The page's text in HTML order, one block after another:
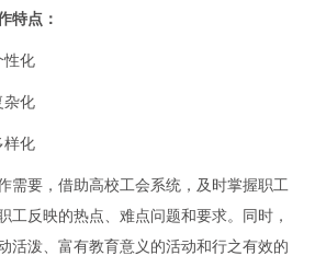
特点：
性化
杂化
样化
需要，借助高校工会系统，及时掌握职工
工反映的热点、难点问题和要求。同时，
活泼、富有教育意义的活动和行之有效的